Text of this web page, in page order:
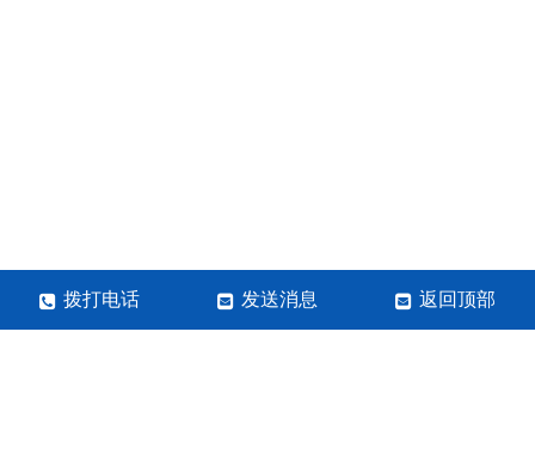
拨打电话 发送消息 返回顶部